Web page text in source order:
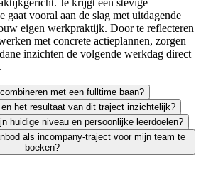
Je krijgt een stevige
gaat vooral aan de slag met uitdagende
eigen werkpraktijk. Door te reflecteren
met concrete actieplannen, zorgen
inzichten de volgende werkdag direct
met een fulltime baan?
werkende professionals op en weten
het resultaat van dit traject inzichtelijk?
resultaat; voor jezelf én voor je
huidige niveau en persoonlijke leerdoelen?
dat je een traject kiest dat écht bij je past
als incompany-traject voor mijn team te
boeken?
en opleidingen kunnen we